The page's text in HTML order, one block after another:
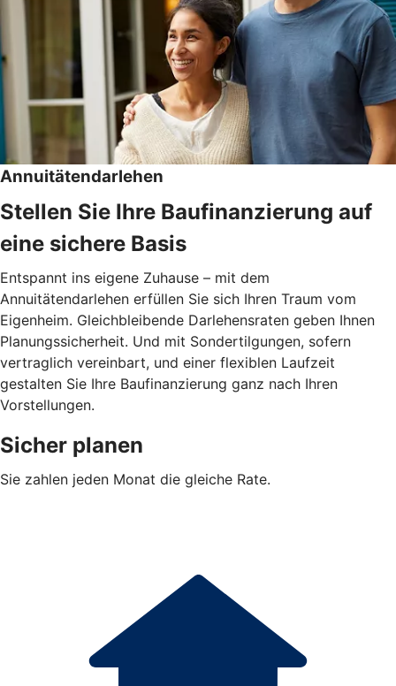
Annuitätendarlehen
Stellen Sie Ihre Baufinanzierung auf
eine sichere Basis
Entspannt ins eigene Zuhause – mit dem
Annuitätendarlehen erfüllen Sie sich Ihren Traum vom
Eigenheim. Gleichbleibende Darlehensraten geben Ihnen
Planungssicherheit. Und mit Sondertilgungen, sofern
vertraglich vereinbart, und einer flexiblen Laufzeit
gestalten Sie Ihre Baufinanzierung ganz nach Ihren
Vorstellungen.
Sicher planen
Sie zahlen jeden Monat die gleiche Rate.